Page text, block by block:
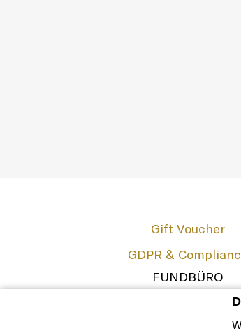
Gift Voucher
GDPR &
FUNDBÜRO
The French Zest